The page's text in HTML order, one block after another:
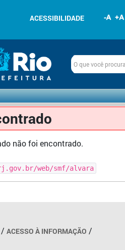
ACESSIBILIDADE
não foi encontrado.
web/smf/alvara
Outros links
ACESSO À INFORMAÇÃO